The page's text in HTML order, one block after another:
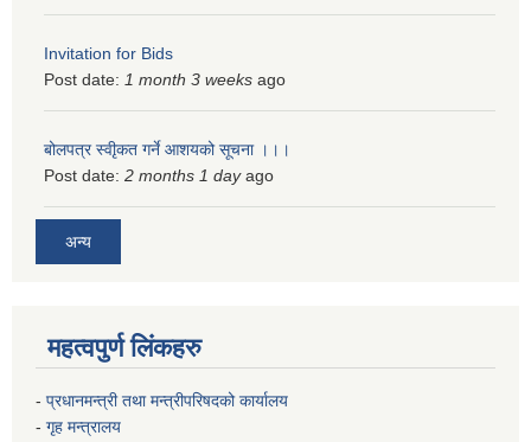
Invitation for Bids
Post date: 1 month 3 weeks ago
बोलपत्र स्वीृकत गर्ने आशयको सूचना ।।।
Post date: 2 months 1 dayago
अन्य
महत्वपुर्ण लिंकहरु
- प्रधानमन्त्री तथा मन्त्रीपरिषदको कार्यालय
- गृह मन्त्रालय